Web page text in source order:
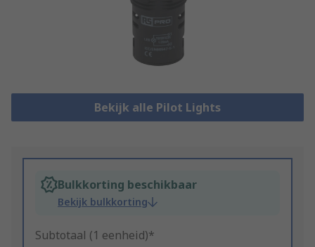
Bekijk alle Pilot Lights
Bulkkorting beschikbaar
Bekijk bulkkorting
Subtotaal (1 eenheid)*